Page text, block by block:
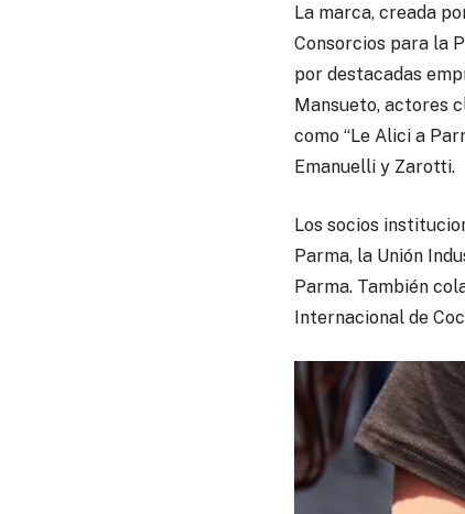
La marca, creada
Consorcios para la
por destacadas
Mansueto, actores
como “Le Alici a
Emanuelli y Zarotti.
Los socios
Parma, la Unión
Parma. También
Internacional de